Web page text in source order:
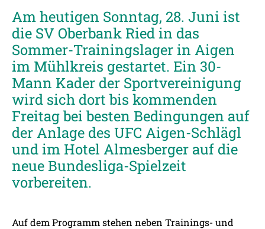
Am heutigen Sonntag, 28. Juni ist
die SV Oberbank Ried in das
Sommer-Trainingslager in Aigen
im Mühlkreis gestartet. Ein 30-
Mann Kader der Sportvereinigung
wird sich dort bis kommenden
Freitag bei besten Bedingungen auf
der Anlage des UFC Aigen-Schlägl
und im Hotel Almesberger auf die
neue Bundesliga-Spielzeit
vorbereiten.
Auf dem Programm stehen neben Trainings- und